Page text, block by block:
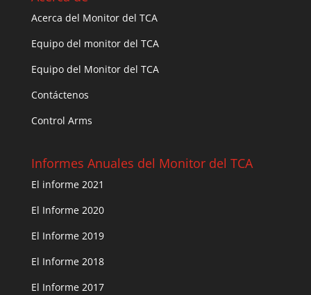
Acerca del Monitor del TCA
Equipo del monitor del TCA
Equipo del Monitor del TCA
Contáctenos
Control Arms
Informes Anuales del Monitor del TCA
El informe 2021
El Informe 2020
El Informe 2019
El Informe 2018
El Informe 2017